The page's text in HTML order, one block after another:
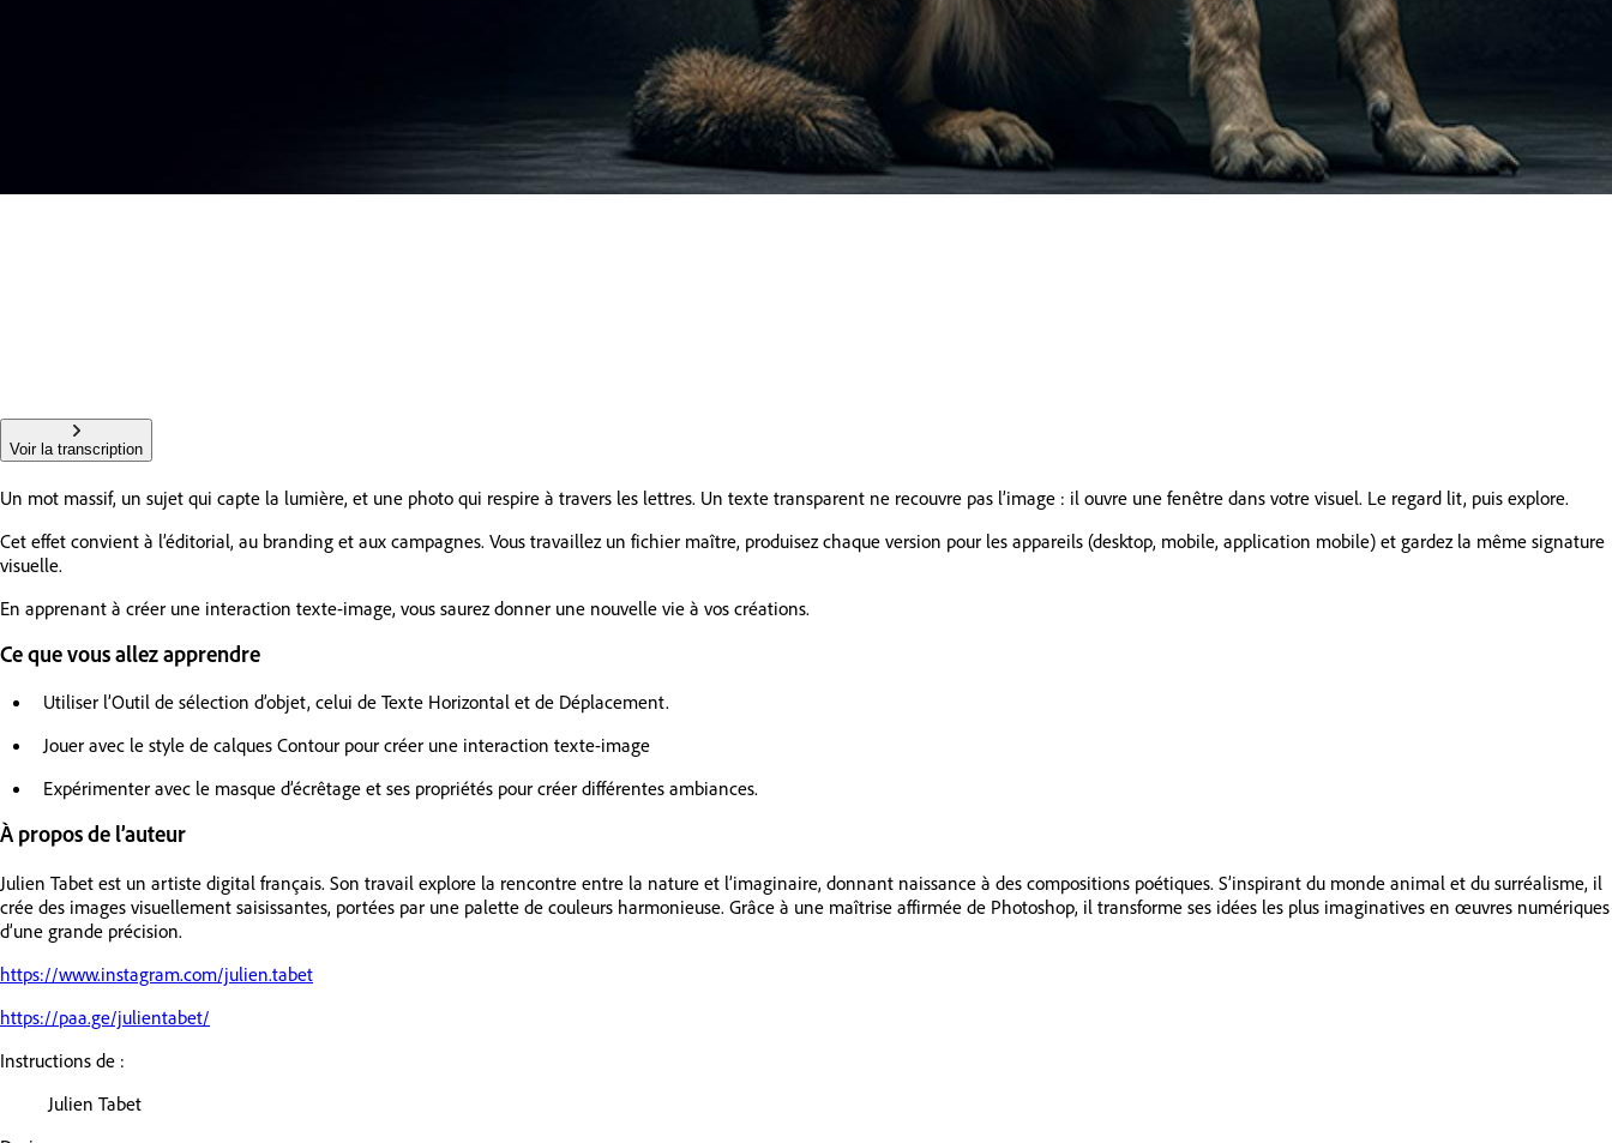
Voir la transcription
Un mot massif, un sujet qui capte la lumière, et une photo qui respire à travers les lettres. Un texte transparent ne recouvre pas l’image : il ouvre une fenêtre dans votre visuel. Le regard lit, puis explore.
Cet effet convient à l’éditorial, au branding et aux campagnes. Vous travaillez un fichier maître, produisez chaque version pour les appareils (desktop, mobile, application mobile) et gardez la même signature
visuelle.
En apprenant à créer une interaction texte-image, vous saurez donner une nouvelle vie à vos créations.
Ce que vous allez apprendre
Utiliser l’Outil de sélection d’objet, celui de Texte Horizontal et de Déplacement.
Jouer avec le style de calques Contour pour créer une interaction texte-image
Expérimenter avec le masque d’écrêtage et ses propriétés pour créer différentes ambiances.
À propos de l’auteur
Julien Tabet est un artiste digital français. Son travail explore la rencontre entre la nature et l’imaginaire, donnant naissance à des compositions poétiques. S’inspirant du monde animal et du surréalisme, il
crée des images visuellement saisissantes, portées par une palette de couleurs harmonieuse. Grâce à une maîtrise affirmée de Photoshop, il transforme ses idées les plus imaginatives en œuvres numériques
d’une grande précision.
https://www.instagram.com/julien.tabet
https://paa.ge/julientabet/
Instructions de :
Julien Tabet